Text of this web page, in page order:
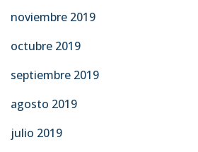
noviembre 2019
octubre 2019
septiembre 2019
agosto 2019
julio 2019